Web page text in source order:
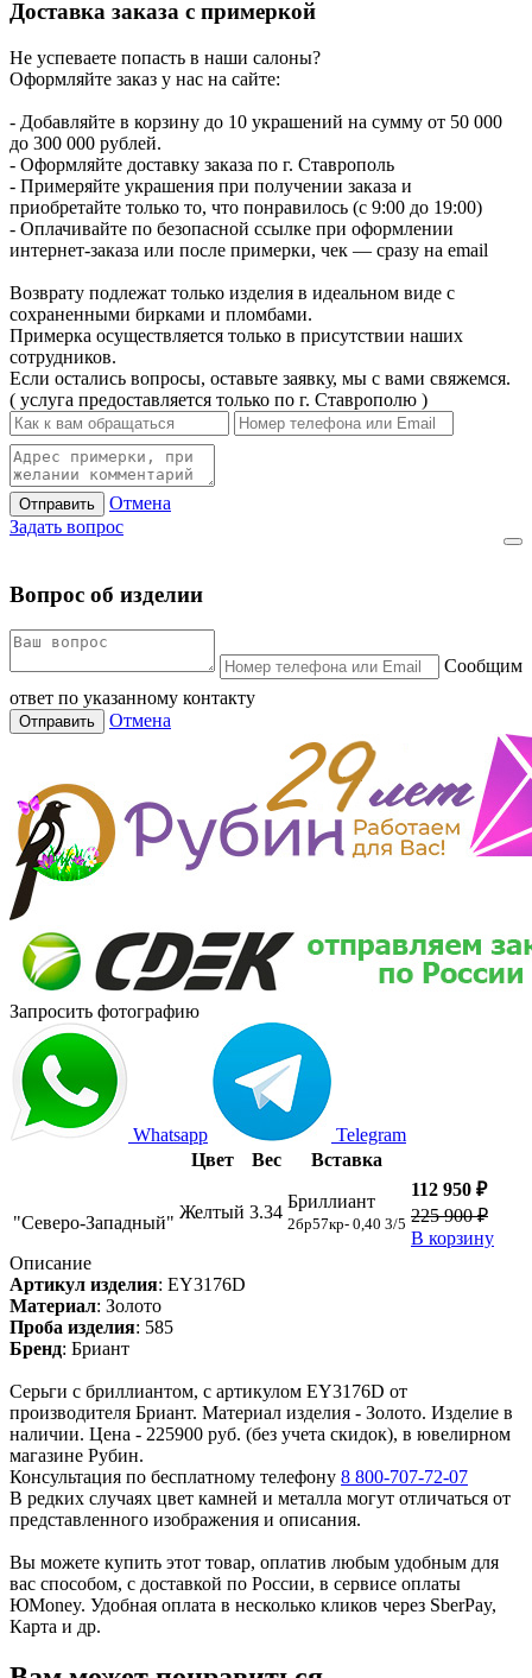
Доставка заказа с примеркой
Не успеваете попасть в наши салоны?
Оформляйте заказ у нас на сайте:
- Добавляйте в корзину до 10 украшений на сумму от 50 000
до 300 000 рублей.
- Оформляйте доставку заказа по г. Ставрополь
- Примеряйте украшения при получении заказа и
приобретайте только то, что понравилось (с 9:00 до 19:00)
- Оплачивайте по безопасной ссылке при оформлении
интернет-заказа или после примерки, чек — сразу на email
Возврату подлежат только изделия в идеальном виде с
сохраненными бирками и пломбами.
Примерка осуществляется только в присутствии наших
сотрудников.
Если остались вопросы, оставьте заявку, мы с вами свяжемся.
( услуга предоставляется только по г. Ставрополю )
Отправить
Отмена
Задать вопрос
Вопрос об изделии
Сообщим
ответ по указанному контакту
Отправить Отмена
Запросить фотографию
Whatsapp
Telegram
Цвет
Вес Вставка
"Северо-Западный"
Желтый 3.34
Бриллиант
2бр57кр- 0,40 3/5
112 950 ₽
225 900 ₽
В корзину
Описание
Артикул изделия: EY3176D
Материал: Золото
Проба изделия: 585
Бренд: Бриант
Серьги с бриллиантом, с артикулом EY3176D от
производителя Бриант. Материал изделия - Золото. Изделие в
наличии. Цена - 225900 руб. (без учета скидок), в ювелирном
магазине Рубин.
Консультация по бесплатному телефону 8 800-707-72-07
В редких случаях цвет камней и металла могут отличаться от
представленного изображения и описания.
Вы можете купить этот товар, оплатив любым удобным для
вас способом, с доставкой по России, в сервисе оплаты
ЮMoney. Удобная оплата в несколько кликов через SberPay,
Карта и др.